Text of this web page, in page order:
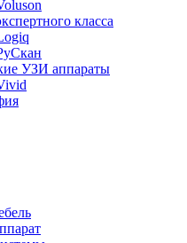
класса
УЗИ аппараты